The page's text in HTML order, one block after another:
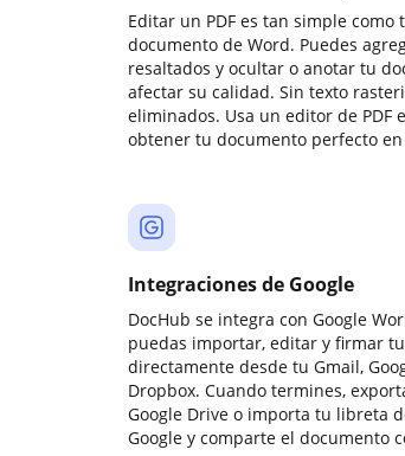
Editar un PDF es tan simple como
documento de Word. Puedes
resaltados y ocultar o anotar tu
afectar su calidad. Sin texto
eliminados. Usa un editor de PDF
obtener tu documento perfecto
Integraciones de Google
DocHub se integra con Google
puedas importar, editar y firmar
directamente desde tu Gmail,
Dropbox. Cuando termines,
Google Drive o importa tu libreta
Google y comparte el documento